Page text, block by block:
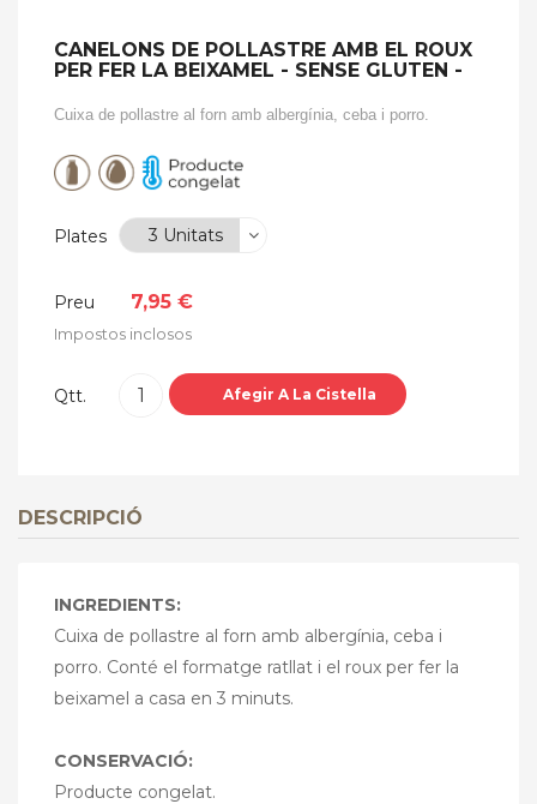
CANELONS DE POLLASTRE AMB EL ROUX
PER FER LA BEIXAMEL - SENSE GLUTEN -
Cuixa de pollastre al forn amb albergínia, ceba i porro.
Plates
Preu 7,95 €
Impostos inclosos
Qtt. Afegir A La Cistella
DESCRIPCIÓ
INGREDIENTS:
Cuixa de pollastre al forn amb albergínia, ceba i
porro. Conté el formatge ratllat i el roux per fer la
beixamel a casa en 3 minuts.
CONSERVACIÓ:
Producte congelat.